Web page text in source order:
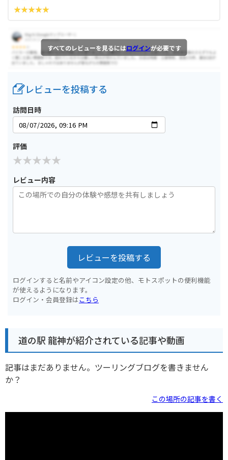
すべてのレビューを見るにはログインが必要です
レビューを投稿する
訪問日時
評価
レビュー内容
レビューを投稿する
ログインすると名前やアイコン設定の他、モトスポットの便利機能
が使えるようになります。
ログイン・会員登録はこちら
道の駅 龍神が紹介されている記事や動画
記事はまだありません。ツーリングブログを書きません
か？
この場所の記事を書く